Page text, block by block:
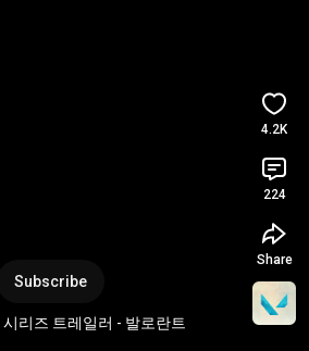
Subscribe
리즈 트레일러 - 발로란트
4.2K
224
Share